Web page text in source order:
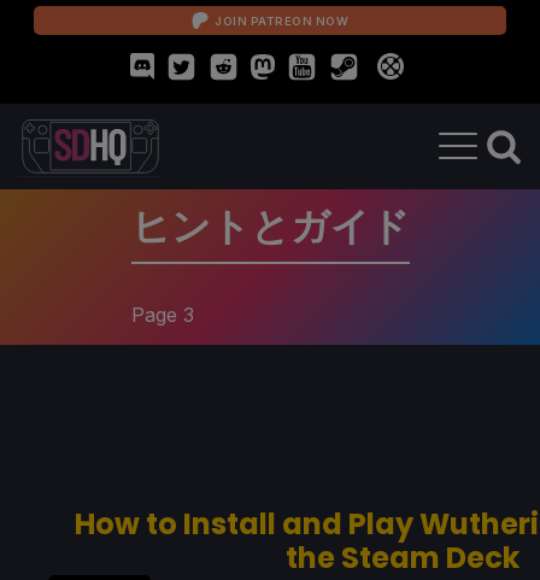
JOIN PATREON NOW
ヒントとガイド
Page 3
How to Install and Play
the Steam Deck